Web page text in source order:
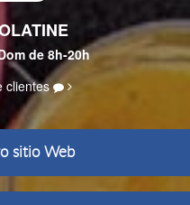
de 8h-20h
clientes
sitio Web